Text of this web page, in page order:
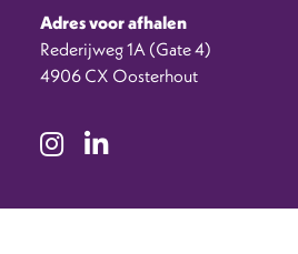
Adres voor afhalen
Rederijweg 1A (Gate 4)
4906 CX Oosterhout